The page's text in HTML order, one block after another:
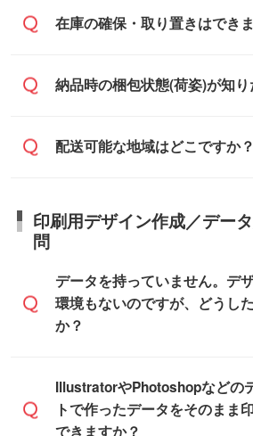
す。
備考欄』よりお知らせください
・商品のみ注文する場合(サン
ます。
納期は商品や数量、印刷方法、
ュール」に注文予定日をご入
と、おおよその締切日や出荷
いただけます。
商品在庫や印刷ラインを確保す
をお願いいたします。
※土日祝日を除く営業日換算で
ご希望の納期がある場合は、お
在庫状況や印刷スケジュール
短5営業日で出荷可能な商品も
商品ページにてご確認くださ
在庫の確保・取り置きはでき
ご入金確認後に在庫を確保し、
ださい。
納品時の梱包状態(荷姿)が知
商品によって異なります。各ペ
います。(白箱、化粧箱、ブリ
など)
います。(透明袋、デザイン袋
【個包装なし】 個包装がさ
態で納品します。
配送可能な地域はどこですか？
への直接納品は行っておりま
印刷用デザイン作成／デー
問
データを持っていません。デ
環境もないのですが、どうし
か？
無料の「デザインシミュレー
ば、PCやスマホから簡単にデ
できます。スタンプやテンプレ
IllustratorやPhotoshopなどの
トで作ったデータをそのまま
できますか？